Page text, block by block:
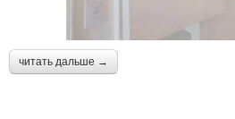
читать дальше →